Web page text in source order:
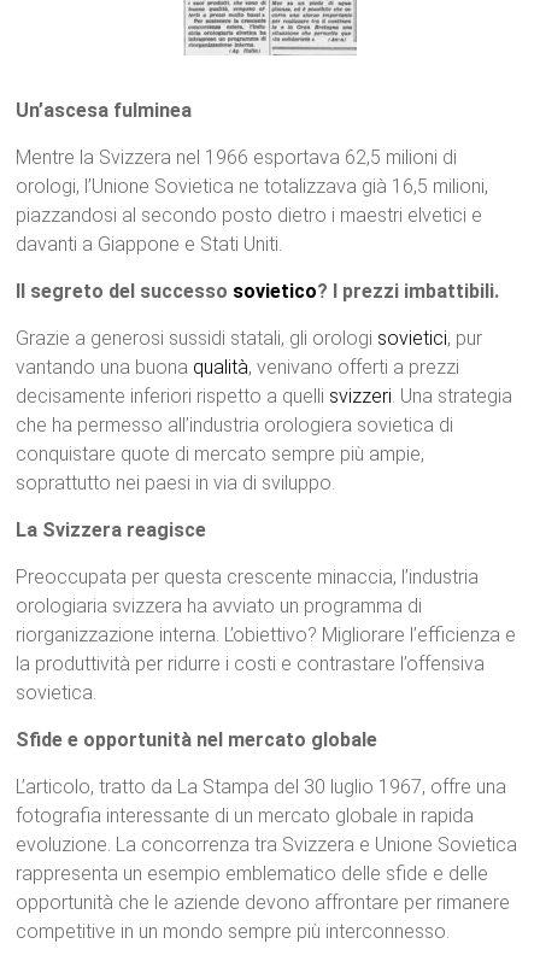
Un’ascesa fulminea
Mentre la Svizzera nel 1966 esportava 62,5 milioni di
orologi, l’Unione Sovietica ne totalizzava già 16,5 milioni,
piazzandosi al secondo posto dietro i maestri elvetici e
davanti a Giappone e Stati Uniti.
Il segreto del successo sovietico? I prezzi imbattibili.
Grazie a generosi sussidi statali, gli orologi sovietici, pur
vantando una buona qualità, venivano offerti a prezzi
decisamente inferiori rispetto a quelli svizzeri. Una strategia
che ha permesso all’industria orologiera sovietica di
conquistare quote di mercato sempre più ampie,
soprattutto nei paesi in via di sviluppo.
La Svizzera reagisce
Preoccupata per questa crescente minaccia, l’industria
orologiaria svizzera ha avviato un programma di
riorganizzazione interna. L’obiettivo? Migliorare l’efficienza e
la produttività per ridurre i costi e contrastare l’offensiva
sovietica.
Sfide e opportunità nel mercato globale
L’articolo, tratto da La Stampa del 30 luglio 1967, offre una
fotografia interessante di un mercato globale in rapida
evoluzione. La concorrenza tra Svizzera e Unione Sovietica
rappresenta un esempio emblematico delle sfide e delle
opportunità che le aziende devono affrontare per rimanere
competitive in un mondo sempre più interconnesso.